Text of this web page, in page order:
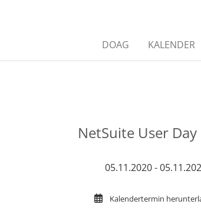
DOAG KALENDER
NetSuite User
05.11.2020 -
Kalendertermin